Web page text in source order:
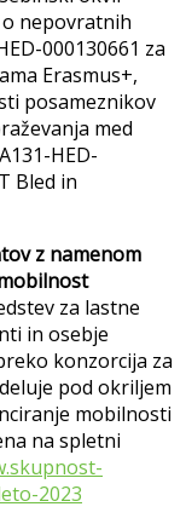
nepovratnih
000130661 za
Erasmus+,
posameznikov
med
HED-
Bled in
z namenom
za lastne
in osebje
konzorcija za
pod okriljem
mobilnosti
na spletni
2023